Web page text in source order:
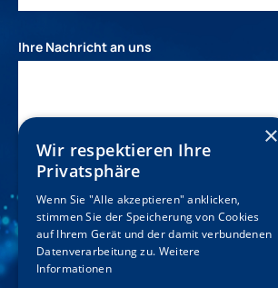
Ihre Nachricht an uns
×
Wir respektieren Ihre
Privatsphäre
Wenn Sie "Alle akzeptieren" anklicken,
stimmen Sie der Speicherung von Cookies
auf Ihrem Gerät und der damit verbundenen
Datenverarbeitung zu. Weitere
Informationen